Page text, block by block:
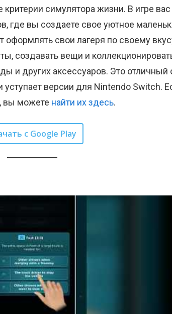
критерии симулятора жизни. В игре вас
где вы создаете свое уютное
оформлять свои лагеря по своему
создавать вещи и
и других аксессуаров. Это отличный
уступает версии для Nintendo Switch.
вы можете найти их здесь.
с Google Play